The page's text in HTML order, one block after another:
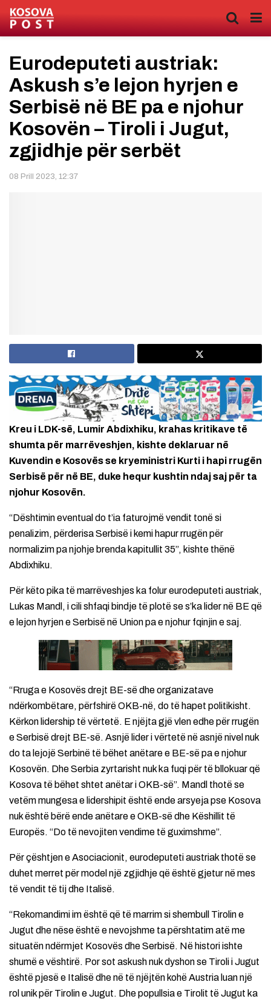
Eurodeputeti austriak:
Askush s’e lejon hyrjen e
Serbisë në BE pa e njohur
Kosovën – Tiroli i Jugut,
zgjidhje për serbët
08 Prill 2023, 12:37
Kreu i LDK-së, Lumir Abdixhiku, krahas kritikave të
shumta për marrëveshjen, kishte deklaruar në
Kuvendin e Kosovës se kryeministri Kurti i hapi rrugën
Serbisë për në BE, duke hequr kushtin ndaj saj për ta
njohur Kosovën.
“Dështimin eventual do t’ia faturojmë vendit tonë si
penalizim, përderisa Serbisë i kemi hapur rrugën për
normalizim pa njohje brenda kapitullit 35”, kishte thënë
Abdixhiku.
Për këto pika të marrëveshjes ka folur eurodeputeti austriak,
Lukas Mandl, i cili shfaqi bindje të plotë se s’ka lider në BE që
e lejon hyrjen e Serbisë në Union pa e njohur fqinjin e saj.
“Rruga e Kosovës drejt BE-së dhe organizatave
ndërkombëtare, përfshirë OKB-në, do të hapet politikisht.
Kërkon lidership të vërtetë. E njëjta gjë vlen edhe për rrugën
e Serbisë drejt BE-së. Asnjë lider i vërtetë në asnjë nivel nuk
do ta lejojë Serbinë të bëhet anëtare e BE-së pa e njohur
Kosovën. Dhe Serbia zyrtarisht nuk ka fuqi për të bllokuar që
Kosova të bëhet shtet anëtar i OKB-së”. Mandl thotë se
vetëm mungesa e lidershipit është ende arsyeja pse Kosova
nuk është bërë ende anëtare e OKB-së dhe Këshillit të
Europës. “Do të nevojiten vendime të guximshme”.
Për çështjen e Asociacionit, eurodeputeti austriak thotë se
duhet merret për model një zgjidhje që është gjetur në mes
të vendit të tij dhe Italisë.
“Rekomandimi im është që të marrim si shembull Tirolin e
Jugut dhe nëse është e nevojshme ta përshtatim atë me
situatën ndërmjet Kosovës dhe Serbisë. Në histori ishte
shumë e vështirë. Por sot askush nuk dyshon se Tiroli i Jugut
është pjesë e Italisë dhe në të njëjtën kohë Austria luan një
rol unik për Tirolin e Jugut. Dhe popullsia e Tirolit të Jugut ka